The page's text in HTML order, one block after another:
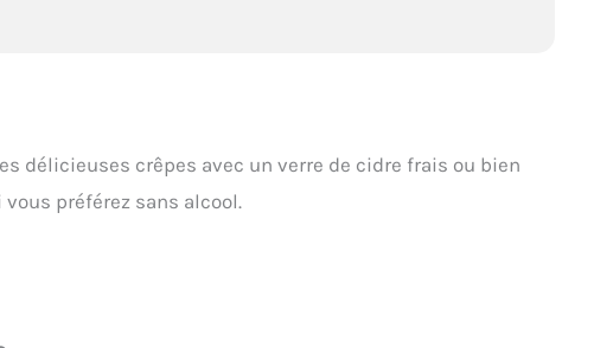
délicieuses crêpes avec un verre de cidre frais ou bien
préférez sans alcool.